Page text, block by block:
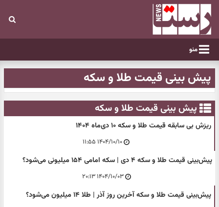
منو
پیش بینی قیمت طلا و سکه
پیش بینی قیمت طلا و سکه
ریزش بی سابقه قیمت طلا و سکه ۱۰ دی‌ماه ۱۴۰۴
۱۴۰۴/۱۰/۱۰ ۱۱:۵۵
پیش‌بینی قیمت طلا و سکه ۴ دی | سکه امامی ۱۵۴ میلیونی می‌شود؟
۱۴۰۴/۱۰/۰۳ ۲۰:۱۳
پیش‌بینی قیمت طلا و سکه آخرین روز آذر | طلا ۱۴ میلیون می‌شود؟